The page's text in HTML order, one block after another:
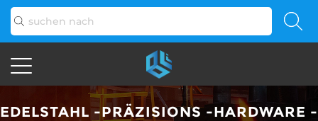
EDELSTAHL -PRÄZISIONS -HARDWARE -